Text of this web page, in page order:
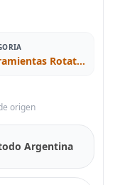
Herramientas Rotativas
origen
Argentina